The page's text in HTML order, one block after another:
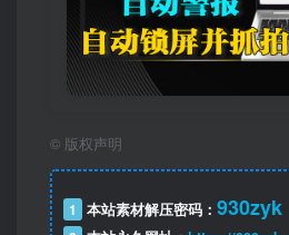
© 版权声明
1 本站素材解压密码： 930zyk